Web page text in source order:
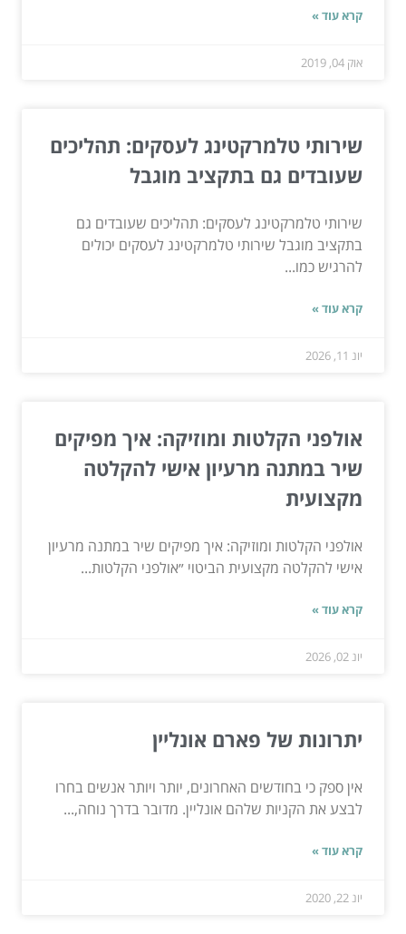
קרא עוד »
אוק 04, 2019
שירותי טלמרקטינג לעסקים: תהליכים
שעובדים גם בתקציב מוגבל
שירותי טלמרקטינג לעסקים: תהליכים שעובדים גם
בתקציב מוגבל שירותי טלמרקטינג לעסקים יכולים
להרגיש כמו...
קרא עוד »
יונ 11, 2026
אולפני הקלטות ומוזיקה: איך מפיקים
שיר במתנה מרעיון אישי להקלטה
מקצועית
אולפני הקלטות ומוזיקה: איך מפיקים שיר במתנה מרעיון
אישי להקלטה מקצועית הביטוי ״אולפני הקלטות...
קרא עוד »
יונ 02, 2026
יתרונות של פארם אונליין
אין ספק כי בחודשים האחרונים, יותר ויותר אנשים בחרו
לבצע את הקניות שלהם אונליין. מדובר בדרך נוחה,...
קרא עוד »
יונ 22, 2020